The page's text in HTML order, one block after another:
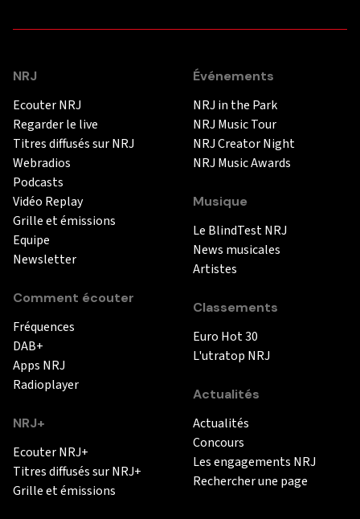
NRJ
Ecouter NRJ
Regarder le live
Titres diffusés sur NRJ
Webradios
Podcasts
Vidéo Replay
Grille et émissions
Equipe
Newsletter
Comment écouter
Fréquences
DAB+
Apps NRJ
Radioplayer
NRJ+
Ecouter NRJ+
Titres diffusés sur NRJ+
Grille et émissions
Événements
NRJ in the Park
NRJ Music Tour
NRJ Creator Night
NRJ Music Awards
Musique
Le BlindTest NRJ
News musicales
Artistes
Classements
Euro Hot 30
L'utratop NRJ
Actualités
Actualités
Concours
Les engagements NRJ
Rechercher une page